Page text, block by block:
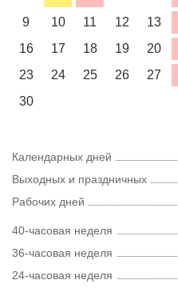
9
10 11 12 13
16
17 18 19 20
23
24 25 26 27
30
Календарных дней
Выходных и праздничных
Рабочих дней
40-часовая неделя
36-часовая неделя
24-часовая неделя